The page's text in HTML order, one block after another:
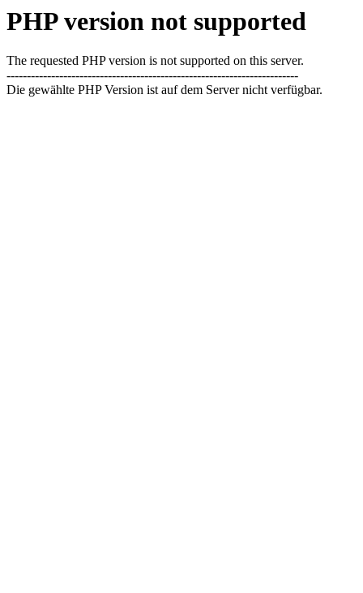
PHP version not supported
The requested PHP version is not supported on this server.
------------------------------------------------------------------------
Die gewählte PHP Version ist auf dem Server nicht verfügbar.